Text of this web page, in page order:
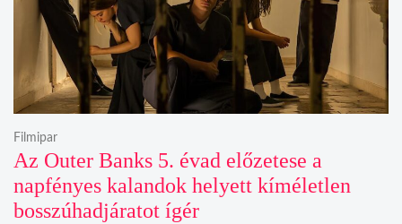
Az Outer Banks 5. évad előzetese a
napfényes kalandok helyett kíméletlen
bosszúhadjáratot ígér
Filmipar